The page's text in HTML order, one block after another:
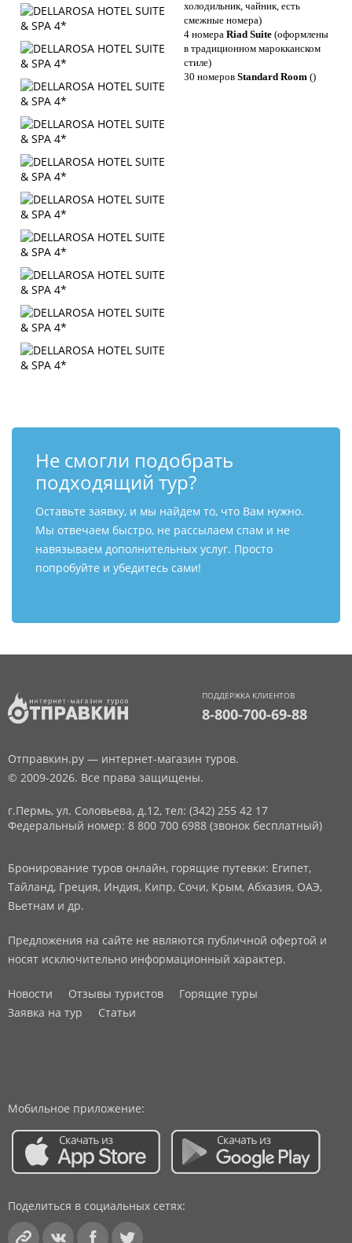
холодильник, чайник, есть
смежные номера)
4 номера Riad Suite (оформлены
в традиционном марокканском
стиле)
30 номеров Standard Room ()
Не смогли подобрать
подходящий тур?
Оставьте заявку, и мы найдем то, что Вам нужно.
Мы отвечаем быстро, не рассылаем спам и не
навязываем дополнительных услуг. Просто
попробуйте и убедитесь сами!
ПОДДЕРЖКА КЛИЕНТОВ
8-800-700-69-88
Отправкин.ру — интернет-магазин туров.
© 2009-2026. Все права защищены.
г.Пермь, ул. Соловьева, д.12, тел: (342) 255 42 17
Федеральный номер: 8 800 700 6988 (звонок бесплатный)
Бронирование туров онлайн, горящие путевки: Египет,
Тайланд, Греция, Индия, Кипр, Сочи, Крым, Абхазия, ОАЭ,
Вьетнам и др.
Предложения на сайте не являются публичной офертой и
носят исключительно информационный характер.
Новости Отзывы туристов
Горящие туры
Заявка на тур
Статьи
Мобильное приложение:
Поделиться в социальных сетях: